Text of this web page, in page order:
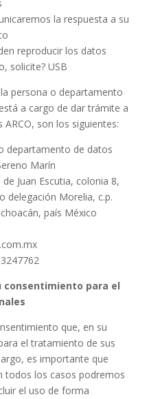
la respuesta a su
reproducir los datos
solicite? USB
persona o departamento
a cargo de dar trámite a
son los siguientes:
departamento de datos
Marín
Juan Escutia, colonia 8,
delegación Morelia, c.p.
país México
consentimiento para el
que, en su
el tratamiento de sus
es importante que
todos los casos podremos
el uso de forma